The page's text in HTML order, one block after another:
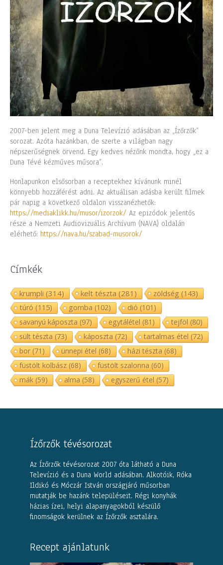
2007-ben jelent meg a Duna Televízió adásában az „Ízőrzők”
sorozat. Azóta hazánkban, de szerte a világban nagy
népszerűségnek örvend. Egy kedves nézőnk mondta, hogy „ez a
Duna Tévé kézműves műsora”.
Honlapunkon elsősorban a receptekhez kívánunk minél
könnyebb hozzáférést adni. Az aktuálisan adásba került filmek
pár napig a következő oldalon visszanézhetők:
https://mediaklikk.hu/musor/izorzok/ Az epizódok jelentős
része a Nemzeti Audiovizuális Archívum (NAVA) oldalán
elérhető: https://nava.hu/szabad-musorok/
Címkék
krumpli(314) kelt tészta(281) zöldség(143)
túró (115) gomba (102) dió (101)
savanyú káposzta (97) egytálétel (81) tejföl (80)
sült tészta (73) káposzta (72) tartalmas étel (72)
bor(71) ünnepi étel (68) házi tészta (68)
füstölt kolbász(68) füstölt szalonna (60)
mák(59) alma (58) egyszerű étel (57)
Ízőrzők tévésorozat
Az Ízőrzők tévésorozat 2007 óta látható a Duna
Televízió és a Duna World adásában. Alkotóik, Róka
Ildikó és Móczár István országjáró műsorban
mutatják be hazánk településeit. Régi konyhák
házias ízei, helyi alapanyagokból készülő
finomságok kerülnek az Ízőrzők asztalára.
Recept ajánlatunk